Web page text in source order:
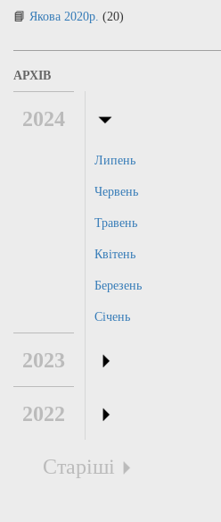
Якова 2020р. (20)
АРХІВ
2024
Липень
Червень
Травень
Квітень
Березень
Січень
2023
2022
Старіші